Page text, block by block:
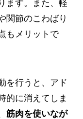
ます。また、軽
関節のこわばり
もメリットで
を行うと、アド
的に消えてしま
筋肉を使いなが